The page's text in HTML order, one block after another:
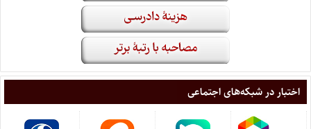
اختبار در شبکه‌های اجتماعی